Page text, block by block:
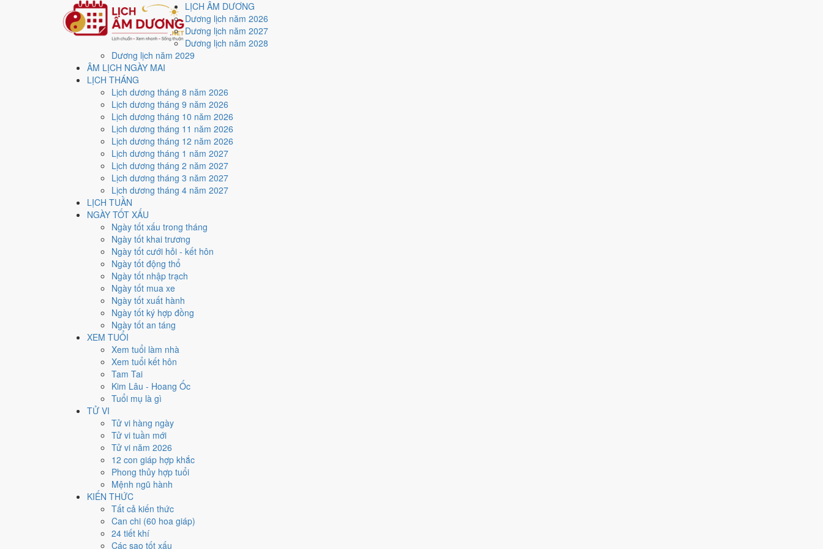
LỊCH ÂM DƯƠNG
Dương lịch năm 2026
Dương lịch năm 2027
Dương lịch năm 2028
Dương lịch năm 2029
ÂM LỊCH NGÀY MAI
LỊCH THÁNG
Lịch dương tháng 8 năm 2026
Lịch dương tháng 9 năm 2026
Lịch dương tháng 10 năm 2026
Lịch dương tháng 11 năm 2026
Lịch dương tháng 12 năm 2026
Lịch dương tháng 1 năm 2027
Lịch dương tháng 2 năm 2027
Lịch dương tháng 3 năm 2027
Lịch dương tháng 4 năm 2027
LỊCH TUẦN
NGÀY TỐT XẤU
Ngày tốt xấu trong tháng
Ngày tốt khai trương
Ngày tốt cưới hỏi - kết hôn
Ngày tốt động thổ
Ngày tốt nhập trạch
Ngày tốt mua xe
Ngày tốt xuất hành
Ngày tốt ký hợp đồng
Ngày tốt an táng
XEM TUỔI
Xem tuổi làm nhà
Xem tuổi kết hôn
Tam Tai
Kim Lâu - Hoang Ốc
Tuổi mụ là gì
TỬ VI
Tử vi hàng ngày
Tử vi tuần mới
Tử vi năm 2026
12 con giáp hợp khắc
Phong thủy hợp tuổi
Mệnh ngũ hành
KIẾN THỨC
Tất cả kiến thức
Can chi (60 hoa giáp)
24 tiết khí
Các sao tốt xấu
Trang chủ
Lịch năm 2026
Tháng 9/2026
Ngày 24/9/2026 (Tân Sửu)
Xem ngày24/9/2026
Ngày 24/9/2026 dương lịch (Thứ Năm) là ngày 14/8/2026 âm lịch
với điểm trung bình 4.9/10 cho các việc quan trọng. Giờ Hoàng Đạo trong ngày:
Ngày Dương
Thứ Năm
Tháng 9 năm 2026
Tháng 8 âm năm 2026
Tân Sửu
Ngày Tân Sửu có Trực
định lớn khó đảo ngược.
Tỵ, Dậu, Týhợp ngày; tuổi
Ngày 24/9/2026 tốt hay xấu cho việc gì?
Ngày 24/9/2026 đạt4.9/10
gặp Sao Câu Trận hắc đạo nên điểm từng việc chênh nhau như bảng dưới.
Cưới hỏi - đính hôn
Tốt